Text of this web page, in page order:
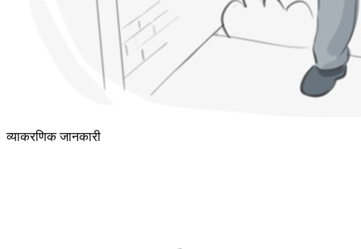
व्याकरणिक जानकारी